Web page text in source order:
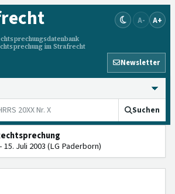
im Strafrecht
A- A+
Newsletter
Suchen
15. Juli 2003 (LG Paderborn)